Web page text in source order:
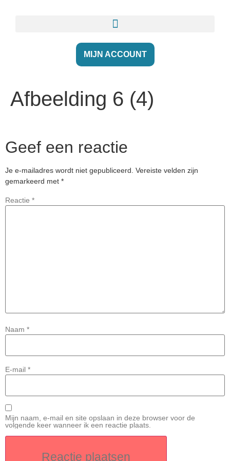
MIJN ACCOUNT
Afbeelding 6 (4)
Geef een reactie
Je e-mailadres wordt niet gepubliceerd. Vereiste velden zijn
gemarkeerd met *
Reactie *
Naam *
E-mail *
Mijn naam, e-mail en site opslaan in deze browser voor de
volgende keer wanneer ik een reactie plaats.